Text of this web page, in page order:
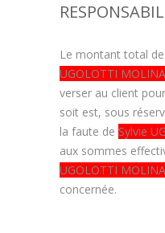
Le montant total
UGOLOTTI MOLINA
verser au client
soit est, sous
la faute de Sylvie
aux sommes
UGOLOTTI MOLINA
concernée.